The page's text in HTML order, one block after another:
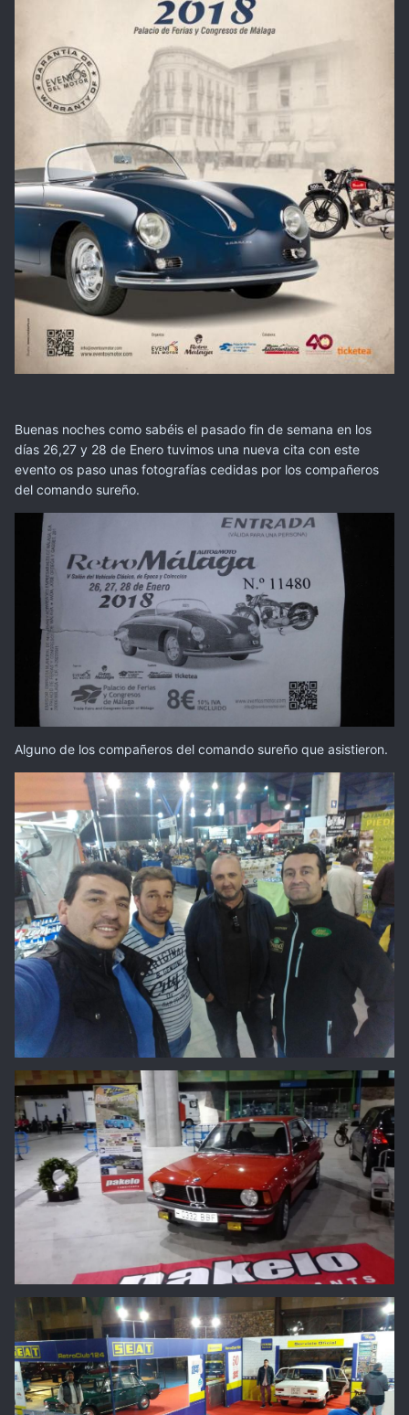
Buenas noches como sabéis el pasado fin de semana en los
días 26,27 y 28 de Enero tuvimos una nueva cita con este
evento os paso unas fotografías cedidas por los compañeros
del comando sureño.
Alguno de los compañeros del comando sureño que asistieron.